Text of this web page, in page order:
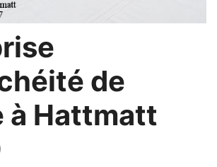
de
à Hattmatt